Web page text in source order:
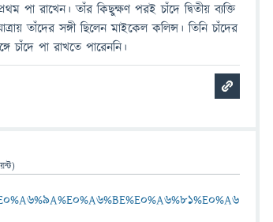
পা রাখেন। তাঁর কিছুক্ষণ পরই চাঁদে দ্বিতীয় ব্যক্তি
তাঁদের সঙ্গী ছিলেন মাইকেল কলিন্স। তিনি চাঁদের
চাঁদে পা রাখতে পারেননি।